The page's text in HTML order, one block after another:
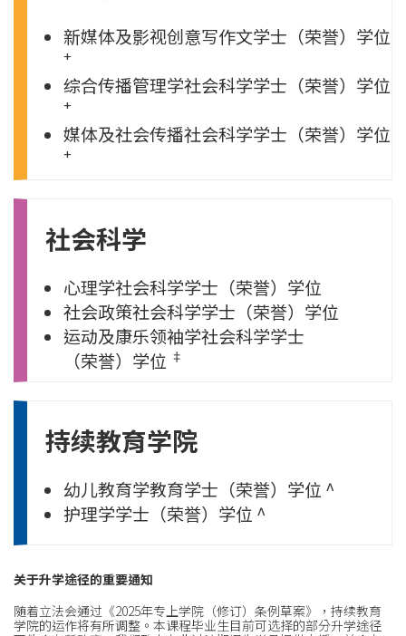
新媒体及影视创意写作文学士 （荣誉）学位
+
综合传播管理学社会科学学士 （荣誉）学位
+
媒体及社会传播社会科学学士 （荣誉）学位
+
社会科学
心理学社会科学学士 （荣誉）学位
社会政策社会科学学士 （荣誉）学位
运动及康乐领袖学社会科学学士
（荣誉）学位 ‡
持续教育学院
幼儿教育学教育学士 （荣誉）学位 ^
护理学学士 （荣誉）学位 ^
关于升学途径的重要通知
随着立法会通过《2025年专上学院（修订）条例草案》，持续教育
学院的运作将有所调整。本课程毕业生目前可选择的部分升学途径